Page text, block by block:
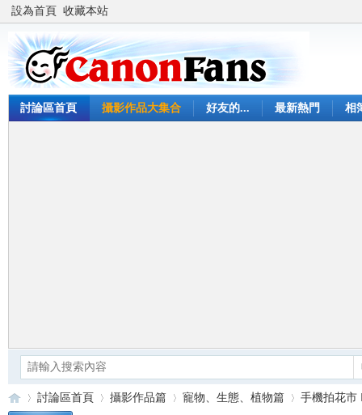
設為首頁 收藏本站
討論區首頁 攝影作品大集合 好友的... 最新熱門 相
討論區首頁 攝影作品篇 寵物、生態、植物篇 手機拍花